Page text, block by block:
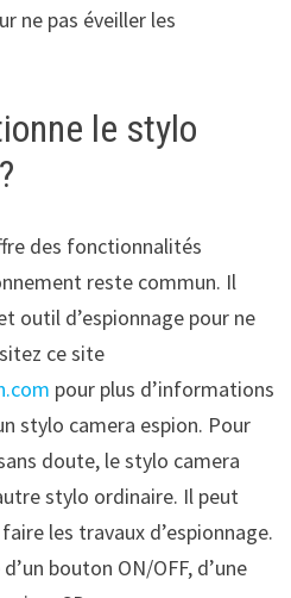
ne pas éveiller les
le stylo
des fonctionnalités
reste commun. Il
outil d’espionnage pour ne
ce site
pour plus d’informations
stylo camera espion. Pour
doute, le stylo camera
stylo ordinaire. Il peut
les travaux d’espionnage.
bouton ON/OFF, d’une